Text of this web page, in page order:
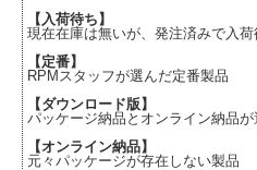
【入荷待ち】
現在在庫は無いが、発注済みで入荷
【定番】
RPMスタッフが選んだ定番製品
【ダウンロード版】
パッケージ納品とオンライン納品
【オンライン納品】
元々パッケージが存在しない製品